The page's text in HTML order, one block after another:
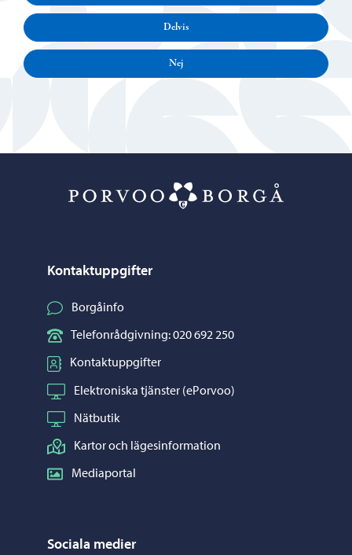
Delvis
Nej
Kontaktuppgifter
Borgåinfo
Telefonrådgivning: 020 692 250
Kontaktuppgifter
Elektroniska tjänster (ePorvoo)
Nätbutik
Kartor och lägesinformation
Mediaportal
Sociala medier